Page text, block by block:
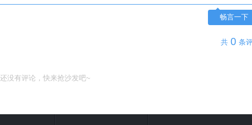
畅言一下
共 0 条
还没有评论，快来抢沙发吧~